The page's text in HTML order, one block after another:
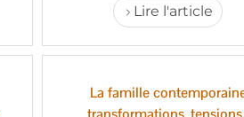
Lire l'article
La famille